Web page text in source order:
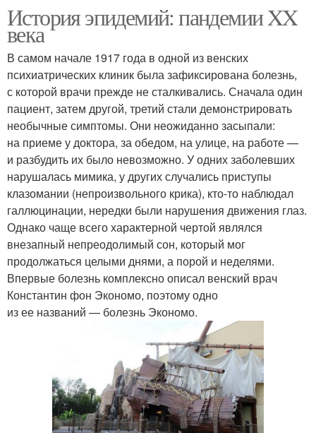
История эпидемий: пандемии XX
века
В самом начале 1917 года в одной из венских
психиатрических клиник была зафиксирована болезнь,
с которой врачи прежде не сталкивались. Сначала один
пациент, затем другой, третий стали демонстрировать
необычные симптомы. Они неожиданно засыпали:
на приеме у доктора, за обедом, на улице, на работе —
и разбудить их было невозможно. У одних заболевших
нарушалась мимика, у других случались приступы
клазомании (непроизвольного крика), кто-то наблюдал
галлюцинации, нередки были нарушения движения глаз.
Однако чаще всего характерной чертой являлся
внезапный непреодолимый сон, который мог
продолжаться целыми днями, а порой и неделями.
Впервые болезнь комплексно описал венский врач
Константин фон Экономо, поэтому одно
из ее названий — болезнь Экономо.